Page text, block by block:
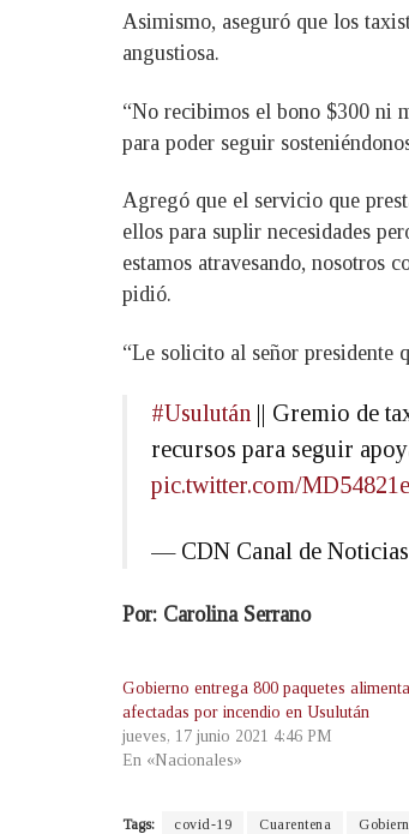
Asimismo, aseguró que los
angustiosa.
“No recibimos el bono $300 ni
para poder seguir
Agregó que el servicio que
ellos para suplir necesidades
estamos atravesando, nosotros
pidió.
“Le solicito al señor presidente
#Usulután || Gremio de
recursos para seguir
pic.twitter.com/
— CDN Canal de
Por: Carolina Serrano
Gobierno entrega 800 paquetes
afectadas por incendio en Usulután
jueves, 17 junio 2021 4:46 PM
En «Nacionales»
Tags: covid-19 Cuarentena